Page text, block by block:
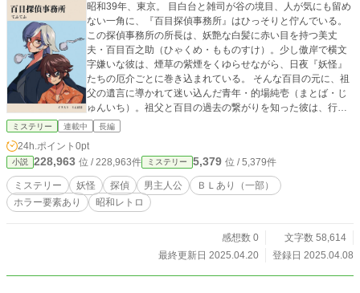
なるカーティスを女装させて後宮入りさせることにした。
カーティスは貴族学園首席合格通知に歓喜していたその日、
祖父から後宮入り宣告される。カーティスは無謀すぎる、バ
レたら一族郎党破滅だと喚くが、既に決まったことで、カメ
リアの後宮入りと同時に、病気を理由にカーティスを後宮か
ら出す算段だと祖父は言った。 カーティスは、ウェスリー
子爵の妾の子供として、コーデリア・ブーケと名を変え、ベ
ルクバック侯爵の養女として後宮入りさせられた。皇帝に興
味を持たれぬよう、悪趣味なドレスの下に専用の肉襦袢を着
て、似合わない派手な化粧をつけて醜女に見せかけ、皇帝に
興味を持たれないよう心がけた。だが悪目立ちしたことで逆
にヴァイゼ皇帝の関心を引いてしまった。 皇帝の寵愛を受
ける身となったが、カーティスはそれがいつまで経っても苦
痛でしかない。早くカメリアが適齢期になって交代出来れば
いいが、カーティスに耽溺する皇帝は彼を離すつもりはな
ーティスの師匠ナユタ博士と偏屈友人のランスだった。後宮
からカーティスを解放する為、師匠と友人の取った苛烈な手
昭和39年、東京。 目白台と雑司が谷の境目、人が気にも留め
ない一角に、『百目探偵事務所』はひっそりと佇んでいる。
この探偵事務所の所長は、妖艶な白髪に赤い目を持つ美丈
夫・百目百之助（ひゃくめ・もものすけ）。少し傲岸で横文
字嫌いな彼は、煙草の紫煙をくゆらせながら、日夜『妖怪』
たちの厄介ごとに巻き込まれている。 そんな百目の元に、祖
父の遺言に導かれて迷い込んだ青年・的場純壱（まとば・じ
ゅんいち）。祖父と百目の過去の繋がりを知った彼は、行く
当てもなく事務所に居座ることに。 百目の相棒にして斬るこ
のマスターにして焔を操る妖怪・波山（ばさん）らを巻き込
んで、人間界と妖怪界をまたぐ不思議な事件を追いかける。
今日も探偵事務所には、厄介な事件を抱えた妖怪や人間たち
が訪れる。 これは、人と妖が織りなす、愉快で少し切ない、
昭和の妖怪譚。
ミステリー 連載中 長編
24h.ポイント 0pt
小説 228,963 位 / 228,963件 ミステリー 5,379 位 / 5,379件
ミステリー 妖怪 探偵 男主人公
ＢＬあり（一部）
ホラー要素あり
昭和レトロ
感想数 0
文字数 58,614
最終更新日 2025.04.20
登録日 2025.04.08